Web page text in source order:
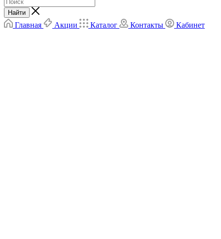
Найти
Главная Акции Каталог Контакты Кабинет